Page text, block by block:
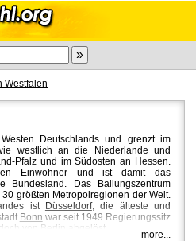
Westfalen
Deutschlands und grenzt im
westlich an die Niederlande und
Pfalz und im Südosten an Hessen.
Einwohner und ist damit das
Bundesland. Das Ballungszentrum
größten Metropolregionen der Welt.
ist Düsseldorf, die älteste und
Bonn war seit 1949 Regierungssitz
von Berlin
abgelöst.
more...